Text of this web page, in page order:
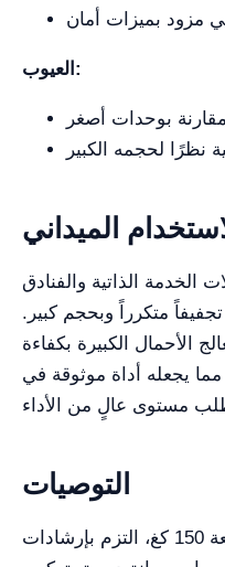
العيوب:
الميداني
الذاتية والفنادق
متكرراً وبحجم كبير.
يعالج الأحمال الكبيرة بكفاءة
مما يجعله أداة موثوقة في
التوصيات
لتمديد عمر مجفف الدوران بسعة 150 كغ، التزم بإرشادات